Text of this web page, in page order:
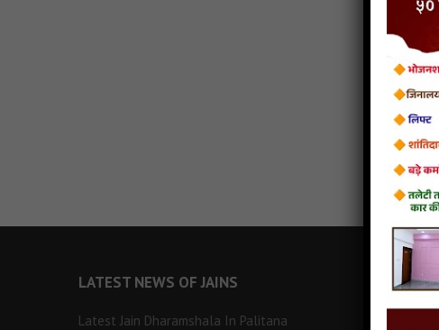
LATEST NEWS OF JAINS
Latest Jain Dharamshala In Palitana